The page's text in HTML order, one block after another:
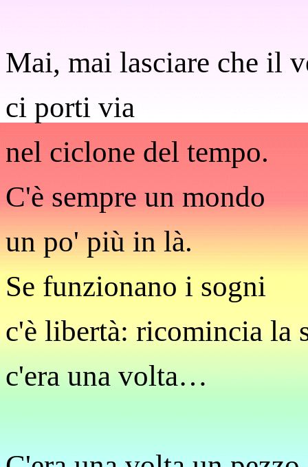
Mai, mai lasciare che il
ci porti via
nel ciclone del tempo.
C'è sempre un mondo
un po' più in là.
Se funzionano i sogni
c'è libertà: ricomincia la
c'era una volta…